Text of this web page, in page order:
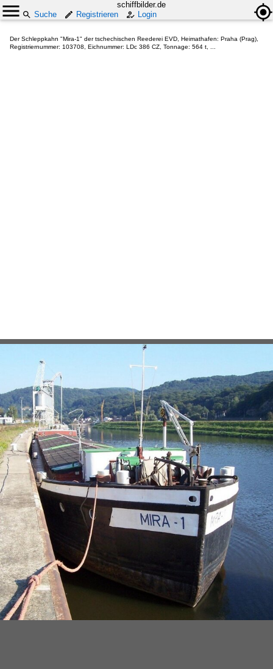
schiffbilder.de
Suche
Registrieren Login
Der Schleppkahn "Mira-1" der tschechischen Reederei EVD, Heimathafen: Praha (Prag),
Registriernummer: 103708, Eichnummer: LDc 386 CZ, Tonnage: 564 t, ...